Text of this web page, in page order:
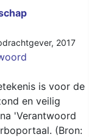
, 2017
is voor de
en veilig
'Verantwoord
(Bron: